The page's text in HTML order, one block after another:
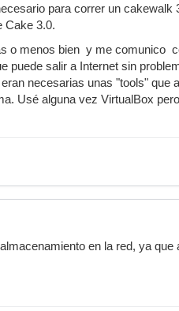
para correr un
Cake 3.0.
o menos bien y me comunico
puede salir a Internet sin
necesarias unas "tools" que
Usé alguna vez VirtualBox
en la red, ya